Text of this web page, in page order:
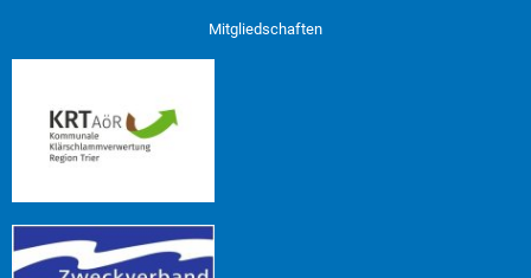
Mitgliedschaften